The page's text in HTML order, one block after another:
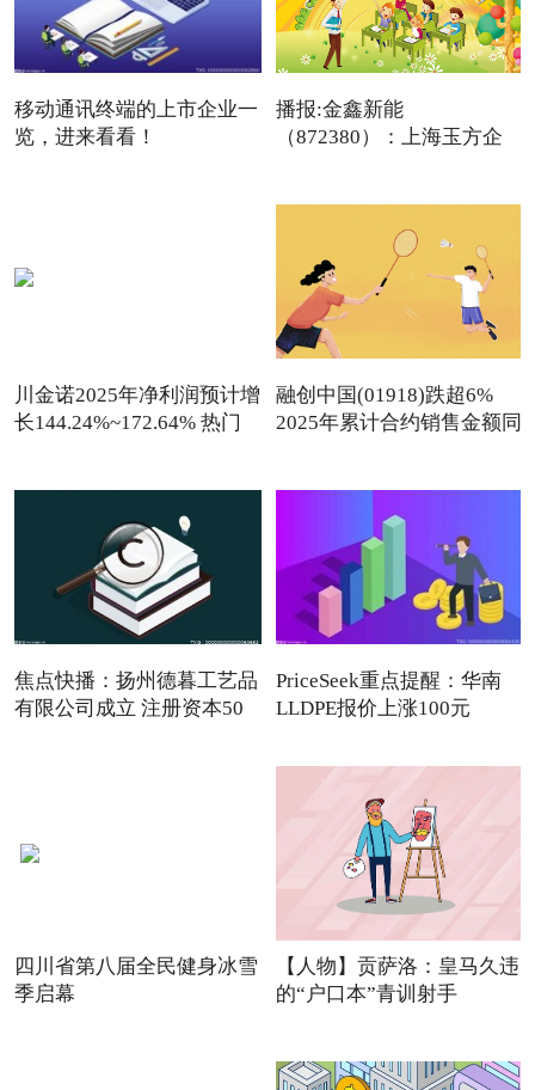
移动通讯终端的上市企业一
览，进来看看！
播报:金鑫新能
（872380）：上海玉方企
川金诺2025年净利润预计增
长144.24%~172.64% 热门
融创中国(01918)跌超6%
2025年累计合约销售金额同
焦点快播：扬州德暮工艺品
有限公司成立 注册资本50
PriceSeek重点提醒：华南
LLDPE报价上涨100元
四川省第八届全民健身冰雪
季启幕
【人物】贡萨洛：皇马久违
的“户口本”青训射手